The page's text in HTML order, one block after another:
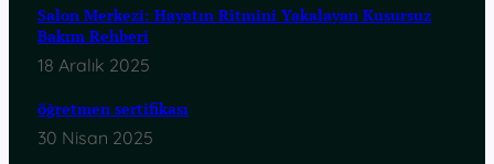
Salon Merkezi: Hayatın Ritmini Yakalayan Kusursuz
Bakım Rehberi
18 Aralık 2025
öğretmen sertifikası
30 Nisan 2025